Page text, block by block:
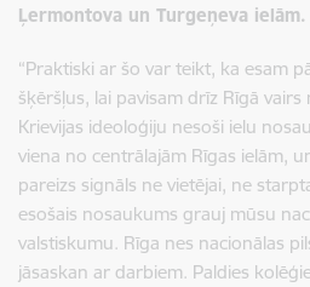
Ļermontova un Turgeņeva ielām.
“Praktiski ar šo var teikt, ka esam
šķēršļus, lai pavisam drīz Rīgā
Krievijas ideoloģiju nesoši ielu
viena no centrālajām Rīgas ielām,
pareizs signāls ne vietējai, ne
esošais nosaukums grauj mūsu
valstiskumu. Rīga nes nacionālas
jāsaskan ar darbiem. Paldies